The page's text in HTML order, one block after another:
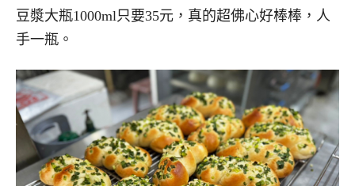
豆漿大瓶1000ml只要35元，真的超佛心好棒棒，人
手一瓶。